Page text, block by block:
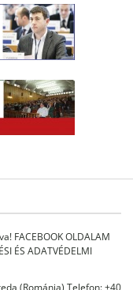
FACEBOOK OLDALAM
ÉS ADATVÉDELMI
(Románia) Telefon: +40